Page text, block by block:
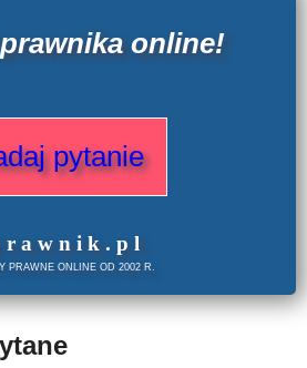
online!
pytanie
. pl
PRAWNE ONLINE OD 2002 R.